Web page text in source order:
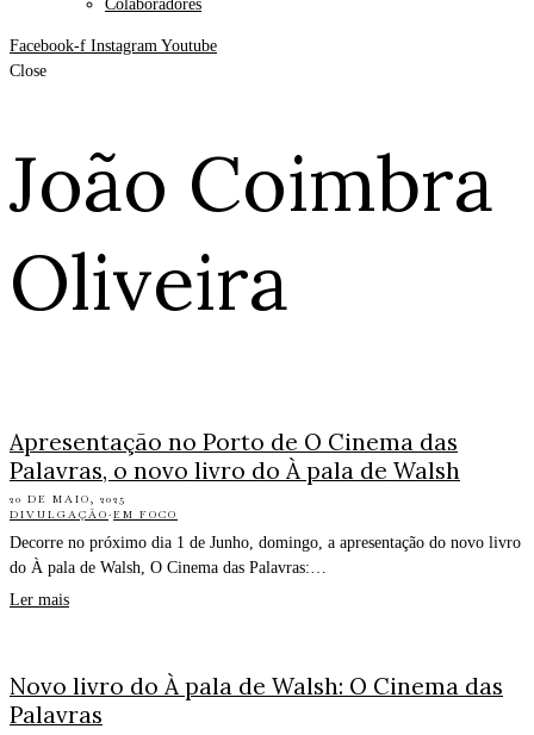
Colaboradores
Facebook-f Instagram Youtube
Close
João Coimbra
Oliveira
Apresentação no Porto de O Cinema das
Palavras, o novo livro do À pala de Walsh
20 DE MAIO, 2025
DIVULGAÇÃO·EM FOCO
Decorre no próximo dia 1 de Junho, domingo, a apresentação do novo livro
do À pala de Walsh, O Cinema das Palavras:…
Ler mais
Novo livro do À pala de Walsh: O Cinema das
Palavras